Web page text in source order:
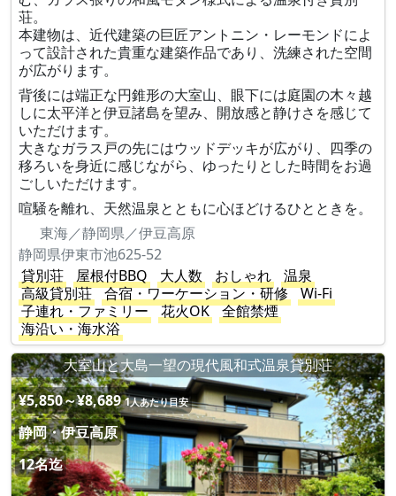
荘。
本建物は、近代建築の巨匠アントニン・レーモンドによ
って設計された貴重な建築作品であり、洗練された空間
が広がります。
背後には端正な円錐形の大室山、眼下には庭園の木々越
しに太平洋と伊豆諸島を望み、開放感と静けさを感じて
いただけます。
大きなガラス戸の先にはウッドデッキが広がり、四季の
移ろいを身近に感じながら、ゆったりとした時間をお過
ごしいただけます。
喧騒を離れ、天然温泉とともに心ほどけるひとときを。
東海／静岡県／伊豆高原
静岡県伊東市池625-52
貸別荘
屋根付BBQ 大人数 おしゃれ
温泉
高級貸別荘
合宿・ワーケーション・研修
Wi-Fi
子連れ・ファミリー
花火OK
全館禁煙
海沿い・海水浴
大室山と大島一望の現代風和式温泉貸別荘
¥5,850～¥8,689 1人あたり目安
静岡・伊豆高原
12名迄